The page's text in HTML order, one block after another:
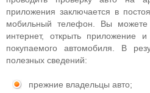
приложения заключается в
мобильный телефон. Вы
интернет, открыть приложение
покупаемого автомобиля. В
полезных сведений:
прежние владельцы авто;